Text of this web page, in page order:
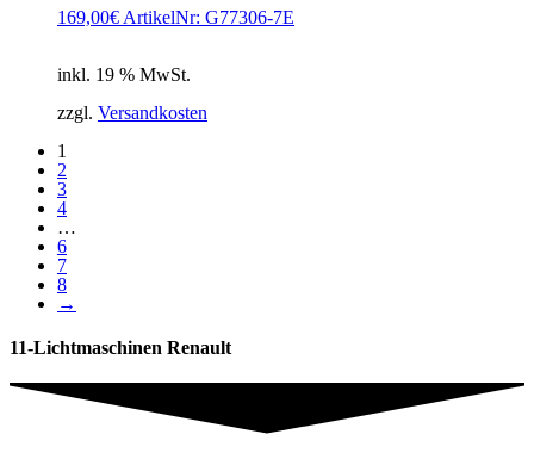
169,00€ ArtikelNr: G77306-7E
inkl. 19 % MwSt.
zzgl. Versandkosten
1
2
3
4
…
6
7
8
→
11-Lichtmaschinen Renault